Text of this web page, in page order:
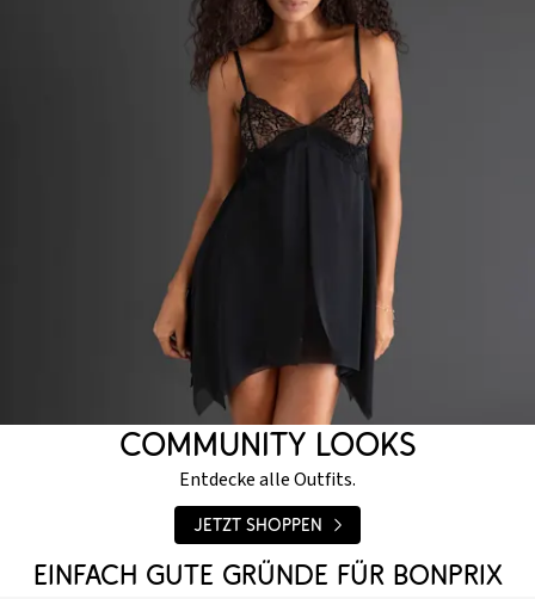
COMMUNITY LOOKS
Entdecke alle Outfits.
Jetzt shoppen
EINFACH GUTE GRÜNDE FÜR BONPRIX